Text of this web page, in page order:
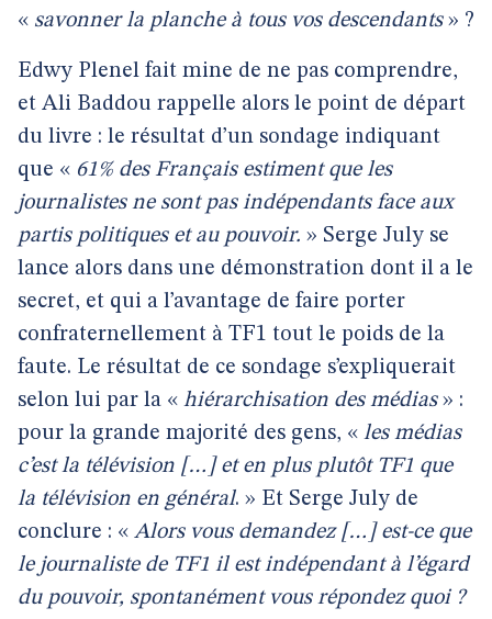
« savonner la planche à tous vos descendants» ?
Edwy Plenel fait mine de ne pas comprendre,
et Ali Baddou rappelle alors le point de départ
du livre : le résultat d’un sondage indiquant
que « 61% des Français estiment que les
journalistes ne sont pas indépendants face aux
partis politiques et au pouvoir. » Serge July se
lance alors dans une démonstration dont il a le
secret, et qui a l’avantage de faire porter
confraternellement à TF1 tout le poids de la
faute. Le résultat de ce sondage s’expliquerait
selon lui par la « hiérarchisation des médias» :
pour la grande majorité des gens, « les médias
c’est la télévision […] et en plus plutôt TF1 que
la télévision en général. » Et Serge July de
conclure : « Alors vous demandez […] est-ce que
le journaliste de TF1 il est indépendant à l’égard
du pouvoir, spontanément vous répondez quoi ?